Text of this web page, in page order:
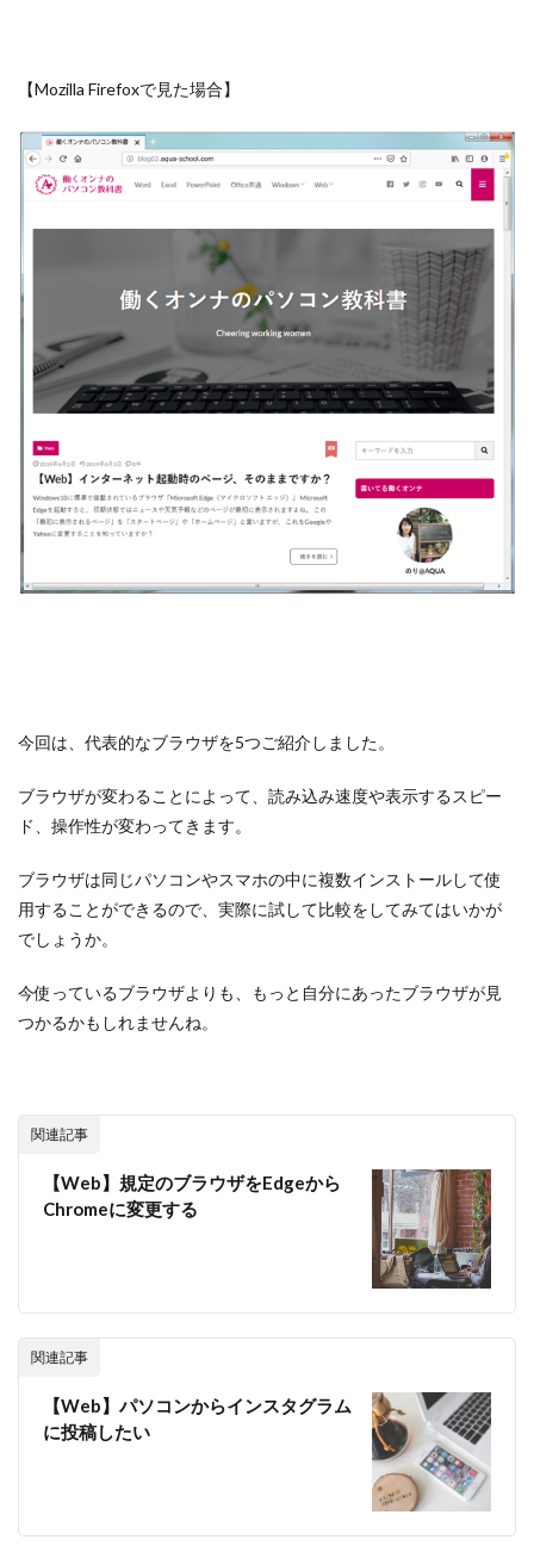
【Mozilla Firefoxで見た場合】
今回は、代表的なブラウザを5つご紹介しました。
ブラウザが変わることによって、読み込み速度や表示するスピー
ド、操作性が変わってきます。
ブラウザは同じパソコンやスマホの中に複数インストールして使
用することができるので、実際に試して比較をしてみてはいかが
でしょうか。
今使っているブラウザよりも、もっと自分にあったブラウザが見
つかるかもしれませんね。
関連記事
【Web】規定のブラウザをEdgeから
Chromeに変更する
関連記事
【Web】パソコンからインスタグラム
に投稿したい